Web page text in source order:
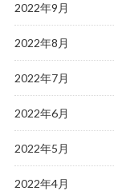
2022年9月
2022年8月
2022年7月
2022年6月
2022年5月
2022年4月